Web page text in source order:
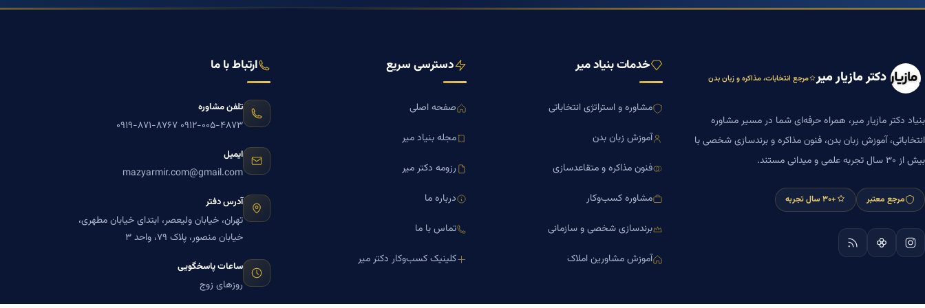
دکتر مازیار میر مرجع انتخابات، مذاکره و زبان بدن
بنیاد دکتر مازیار میر، همراه حرفه‌ای شما در مسیر مشاوره
انتخاباتی، آموزش زبان بدن، فنون مذاکره و برندسازی شخصی با
بیش از ۳۰ سال تجربه علمی و میدانی مستند.
مرجع معتبر +۳۰ سال تجربه
خدمات بنیاد میر
مشاوره و استراتژی انتخاباتی
آموزش زبان بدن
فنون مذاکره و متقاعدسازی
مشاوره کسب‌وکار
برندسازی شخصی و سازمانی
آموزش مشاورین املاک
دسترسی سریع
صفحه اصلی
مجله بنیاد میر
رزومه دکتر میر
درباره ما
تماس با ما
کلینیک کسب‌وکار دکتر میر
ارتباط با ما
تلفن مشاوره
۰۹۱۲-۰۰۵-۴۸۷۳ ۰۹۱۹-۸۷۱-۸۷۶۷
ایمیل
mazyarmir.com@gmail.com
آدرس دفتر
تهران، خیابان ولیعصر، ابتدای خیابان مطهری،
خیابان منصور، پلاک ۷۹، واحد ۳
ساعات پاسخگویی
روزهای زوج